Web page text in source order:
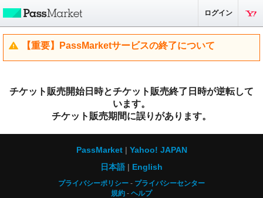
ログイン
【重要】PassMarketサービスの終了について
チケット販売開始日時とチケット販売終了日時が逆転して
います。
チケット販売期間に誤りがあります。
PassMarket
Yahoo! JAPAN
日本語
English
プライバシーポリシー
プライバシーセンター
規約
ヘルプ